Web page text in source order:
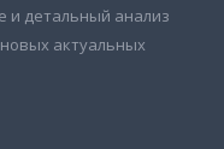
и детальный анализ
актуальных